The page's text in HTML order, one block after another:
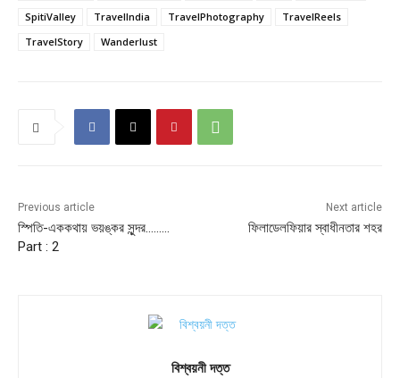
SpitiValley
TravelIndia TravelPhotography
TravelReels
TravelStory
Wanderlust
Previous article
স্পিতি-এককথায় ভয়ঙ্কর সুন্দর………
Part : 2
Next article
ফিলাডেলফিয়ার স্বাধীনতার শহর
বিশ্বয়নী দত্ত